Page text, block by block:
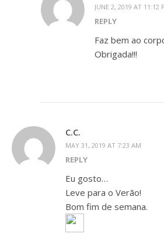
JUNE 2, 2019 AT 11:12
REPLY
Faz bem ao
Obrigada!!!
C.C.
MAY 31, 2019 AT 7:23 AM
REPLY
Eu gosto…
Leve para o Verão!
Bom fim de semana.